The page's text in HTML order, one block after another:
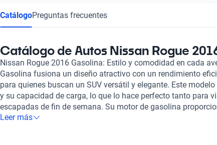
CatálogoPreguntas frecuentes
Catálogo de Autos Nissan Rogue
Nissan Rogue 2016 Gasolina: Estilo y comodidad en cada
Gasolina fusiona un diseño atractivo con un rendimiento
para quienes buscan un SUV versátil y elegante. Este
y su capacidad de carga, lo que lo hace perfecto tanto para
escapadas de fin de semana. Su motor de gasolina
ágil, garantizando un equilibrio entre potencia y eficiencia de
Leer más